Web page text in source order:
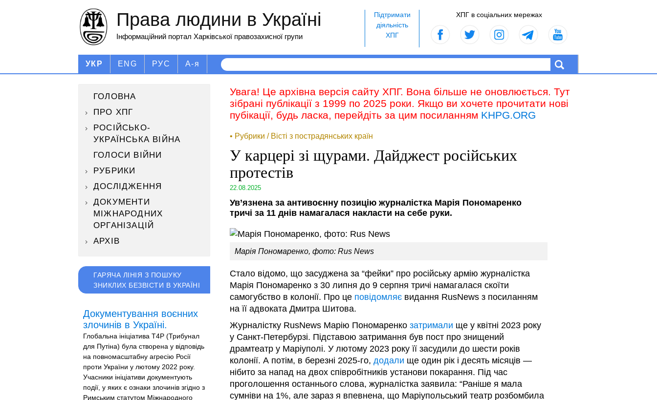
ХПГ в соціальних мережах
Підтримати
діяльність
ХПГ
Права людини в Україні
Інформаційний портал Харківської правозахисної групи
УКР ENG РУС А-я
ГОЛОВНА
ПРО ХПГ
РОСІЙСЬКО-
УКРАЇНСЬКА ВІЙНА
ГОЛОСИ ВІЙНИ
РУБРИКИ
ДОСЛІДЖЕННЯ
ДОКУМЕНТИ
МІЖНАРОДНИХ
ОРГАНІЗАЦІЙ
АРХІВ
ГАРЯЧА ЛІНІЯ З ПОШУКУ
ЗНИКЛИХ БЕЗВІСТИ В УКРАЇНІ
Документування воєнних
злочинів в Україні.
Глобальна ініціатива T4P (Трибунал
для Путіна) була створена у відповідь
на повномасштабну агресію Росії
проти України у лютому 2022 року.
Учасники ініціативи документують
події, у яких є ознаки злочинів згідно з
Римським статутом Міжнародного
Увага! Це архівна версія сайту ХПГ. Вона більше не оновлюється. Тут
зібрані публікації з 1999 по 2025 роки. Якщо ви хочете прочитати нові
пубікації, будь ласка, перейдіть за цим посиланням KHPG.ORG
• Рубрики / Вісті з пострадянських країн
У карцері зі щурами. Дайджест російських
протестів
22.08.2025
Ув’язнена за антивоєнну позицію журналістка Марія Пономаренко
тричі за 11 днів намагалася накласти на себе руки.
Марія Пономаренко, фото: Rus News
Стало відомо, що засуджена за “фейки” про російську армію журналістка
Марія Пономаренко з 30 липня до 9 серпня тричі намагалася скоїти
самогубство в колонії. Про це повідомляє видання RusNews з посиланням
на її адвоката Дмитра Шитова.
Журналістку RusNews Марію Пономаренко затримали ще у квітні 2023 року
у Санкт-Петербурзі. Підставою затримання був пост про знищений
драмтеатр у Маріуполі. У лютому 2023 року її засудили до шести років
колонії. А потім, в березні 2025-го, додали ще один рік і десять місяців —
нібито за напад на двох співробітників установи покарання. Під час
проголошення останнього слова, журналістка заявила: “Раніше я мала
сумніви на 1%, але зараз я впевнена, що Маріупольський театр розбомбила